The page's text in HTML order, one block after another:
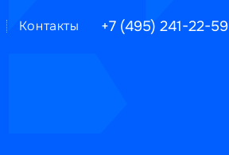
Контакты +7 (495) 241-22-59